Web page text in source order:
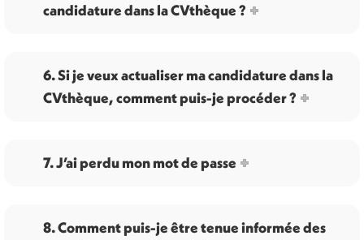
candidature dans la CVthèque ?
6. Si je veux actualiser ma candidature dans la
CVthèque, comment puis-je procéder ?
7. J’ai perdu mon mot de passe
8. Comment puis-je être tenue informée des